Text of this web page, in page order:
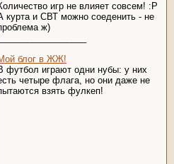
игр не влияет совсем! :Р
курта и СВТ можно соеденить - не
ж)
блог в ЖЖ!
футбол играют одни нубы: у них
четыре флага, но они даже не
взять фулкеп!